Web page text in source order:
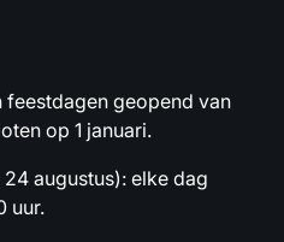
geopend van
op 1 januari.
augustus): elke dag
uur.